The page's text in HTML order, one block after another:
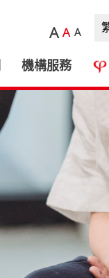
A A A
機構服務